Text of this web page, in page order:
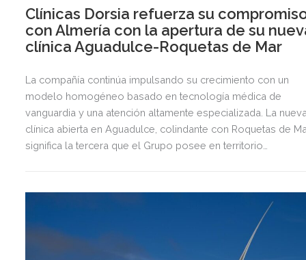
Clínicas Dorsia refuerza su
con Almería con la apertura de su
clínica Aguadulce-Roquetas de Mar
La compañía continúa impulsando su crecimiento con un
modelo homogéneo basado en tecnología médica de
vanguardia y una atención altamente especializada. La
clínica abierta en Aguadulce, colindante con Roquetas de
significa la tercera que el Grupo posee en territorio